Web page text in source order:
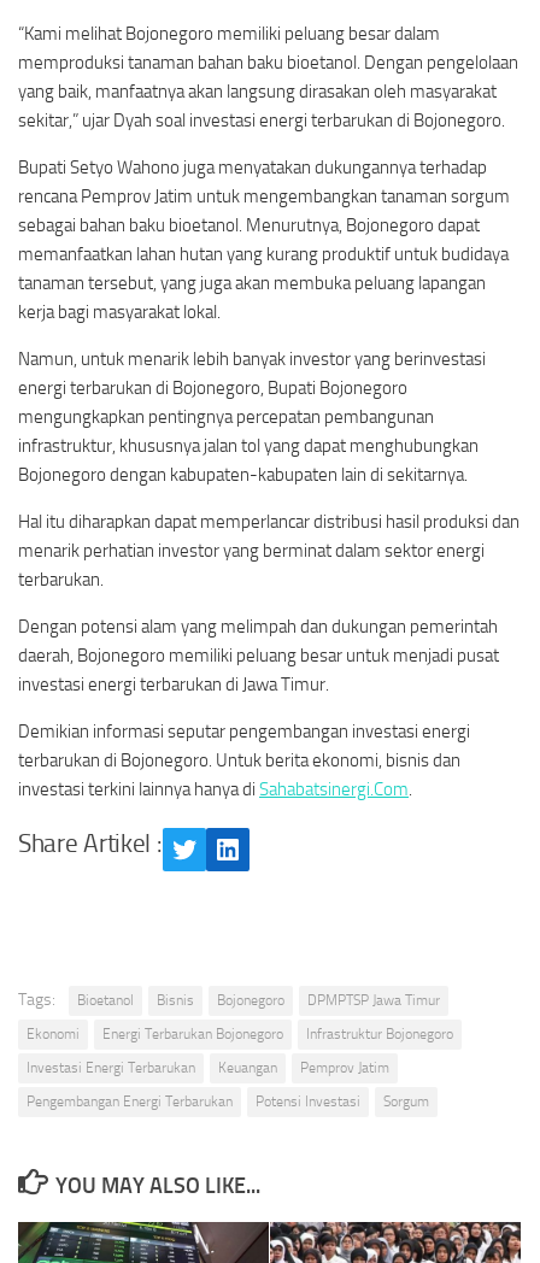
“Kami melihat Bojonegoro memiliki peluang besar dalam
memproduksi tanaman bahan baku bioetanol. Dengan pengelolaan
yang baik, manfaatnya akan langsung dirasakan oleh masyarakat
sekitar,” ujar Dyah soal investasi energi terbarukan di Bojonegoro.
Bupati Setyo Wahono juga menyatakan dukungannya terhadap
rencana Pemprov Jatim untuk mengembangkan tanaman sorgum
sebagai bahan baku bioetanol. Menurutnya, Bojonegoro dapat
memanfaatkan lahan hutan yang kurang produktif untuk budidaya
tanaman tersebut, yang juga akan membuka peluang lapangan
kerja bagi masyarakat lokal.
Namun, untuk menarik lebih banyak investor yang berinvestasi
energi terbarukan di Bojonegoro, Bupati Bojonegoro
mengungkapkan pentingnya percepatan pembangunan
infrastruktur, khususnya jalan tol yang dapat menghubungkan
Bojonegoro dengan kabupaten-kabupaten lain di sekitarnya.
Hal itu diharapkan dapat memperlancar distribusi hasil produksi dan
menarik perhatian investor yang berminat dalam sektor energi
terbarukan.
Dengan potensi alam yang melimpah dan dukungan pemerintah
daerah, Bojonegoro memiliki peluang besar untuk menjadi pusat
investasi energi terbarukan di Jawa Timur.
Demikian informasi seputar pengembangan investasi energi
terbarukan di Bojonegoro. Untuk berita ekonomi, bisnis dan
investasi terkini lainnya hanya di Sahabatsinergi.Com.
Share Artikel :
TwitterLinkedIn
Tags: Bioetanol Bisnis Bojonegoro
DPMPTSP Jawa Timur
Ekonomi
Energi Terbarukan Bojonegoro
Infrastruktur Bojonegoro
Investasi Energi Terbarukan
Keuangan
Pemprov Jatim
Pengembangan Energi Terbarukan
Potensi Investasi Sorgum
YOU MAY ALSO LIKE...